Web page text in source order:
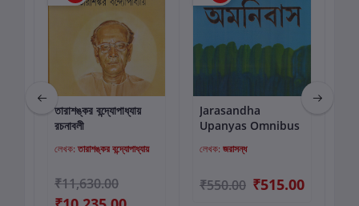
কার্টে যোগ করুন
তারাশঙ্কর বন্দ্যোপাধ্যায়
রচনাবলী
লেখক:তারাশঙ্কর বন্দ্যোপাধ্যায়
₹11,630.00
কার্টে যোগ করুন
Jarasandha
Upanyas Omnibus
লেখক: জরাসন্ধ
₹550.00 ₹515.00